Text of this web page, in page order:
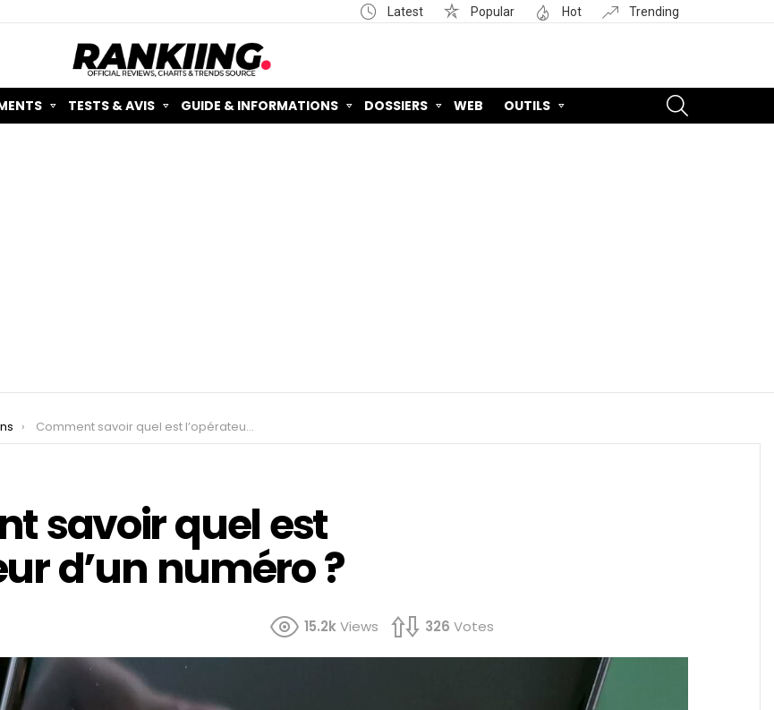
Latest Popular Hot Trending
TESTS & AVIS GUIDE & INFORMATIONS DOSSIERS WEB OUTILS
Comment savoir quel est l’opérateur d’un numéro ?
savoir quel est
d’un numéro ?
15.2kViews 326 Votes